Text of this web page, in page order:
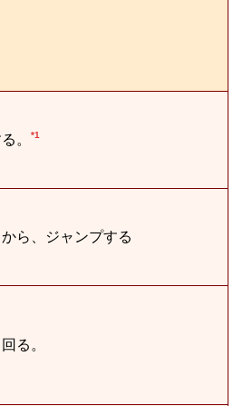
。 *1
ら、ジャンプする
る。